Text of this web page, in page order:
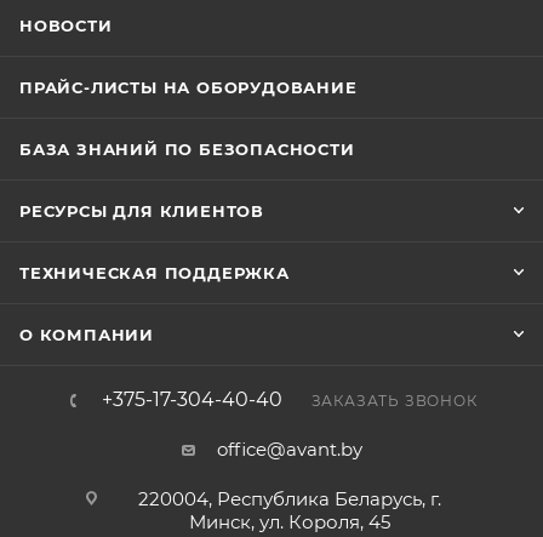
НОВОСТИ
ПРАЙС-ЛИСТЫ НА ОБОРУДОВАНИЕ
БАЗА ЗНАНИЙ ПО БЕЗОПАСНОСТИ
РЕСУРСЫ ДЛЯ КЛИЕНТОВ
ТЕХНИЧЕСКАЯ ПОДДЕРЖКА
О КОМПАНИИ
+375-17-304-40-40 ЗАКАЗАТЬ ЗВОНОК
office@avant.by
220004, Республика Беларусь, г.
Минск, ул. Короля, 45